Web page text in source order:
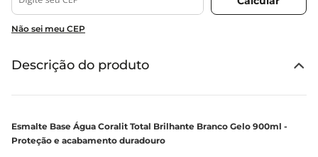
Não sei meu CEP
Descrição do produto
Esmalte Base Água Coralit Total Brilhante Branco Gelo 900ml -
Proteção e acabamento duradouro